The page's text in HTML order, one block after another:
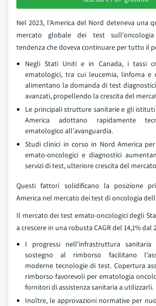
Nel 2023, l'America del Nord deteneva una
mercato globale dei test
tendenza che doveva continuare per tutto il
Negli Stati Uniti e in Canada, i tassi
ematologici, tra cui leucemia, linfoma e
alimentano la domanda di test
avanzati, propellendo la crescita del
Le principali strutture sanitarie e gli
America adottano rapidamente
ematologico all'avanguardia.
Studi clinici in corso in Nord America
emato-oncologici e diagnostici
servizi di test, ulteriore crescita del
Questi fattori solidificano la posizione
America nel mercato dei test di oncologia
Il mercato dei test emato-oncologici degli
a crescere in una robusta CAGR del 14,1% dal
I progressi nell'infrastruttura
sostegno al rimborso facilitano
moderne tecnologie di test. Copertura
rimborso favorevoli per ematologia
fornitori di assistenza sanitaria a utilizzarli.
Inoltre, le approvazioni normative per